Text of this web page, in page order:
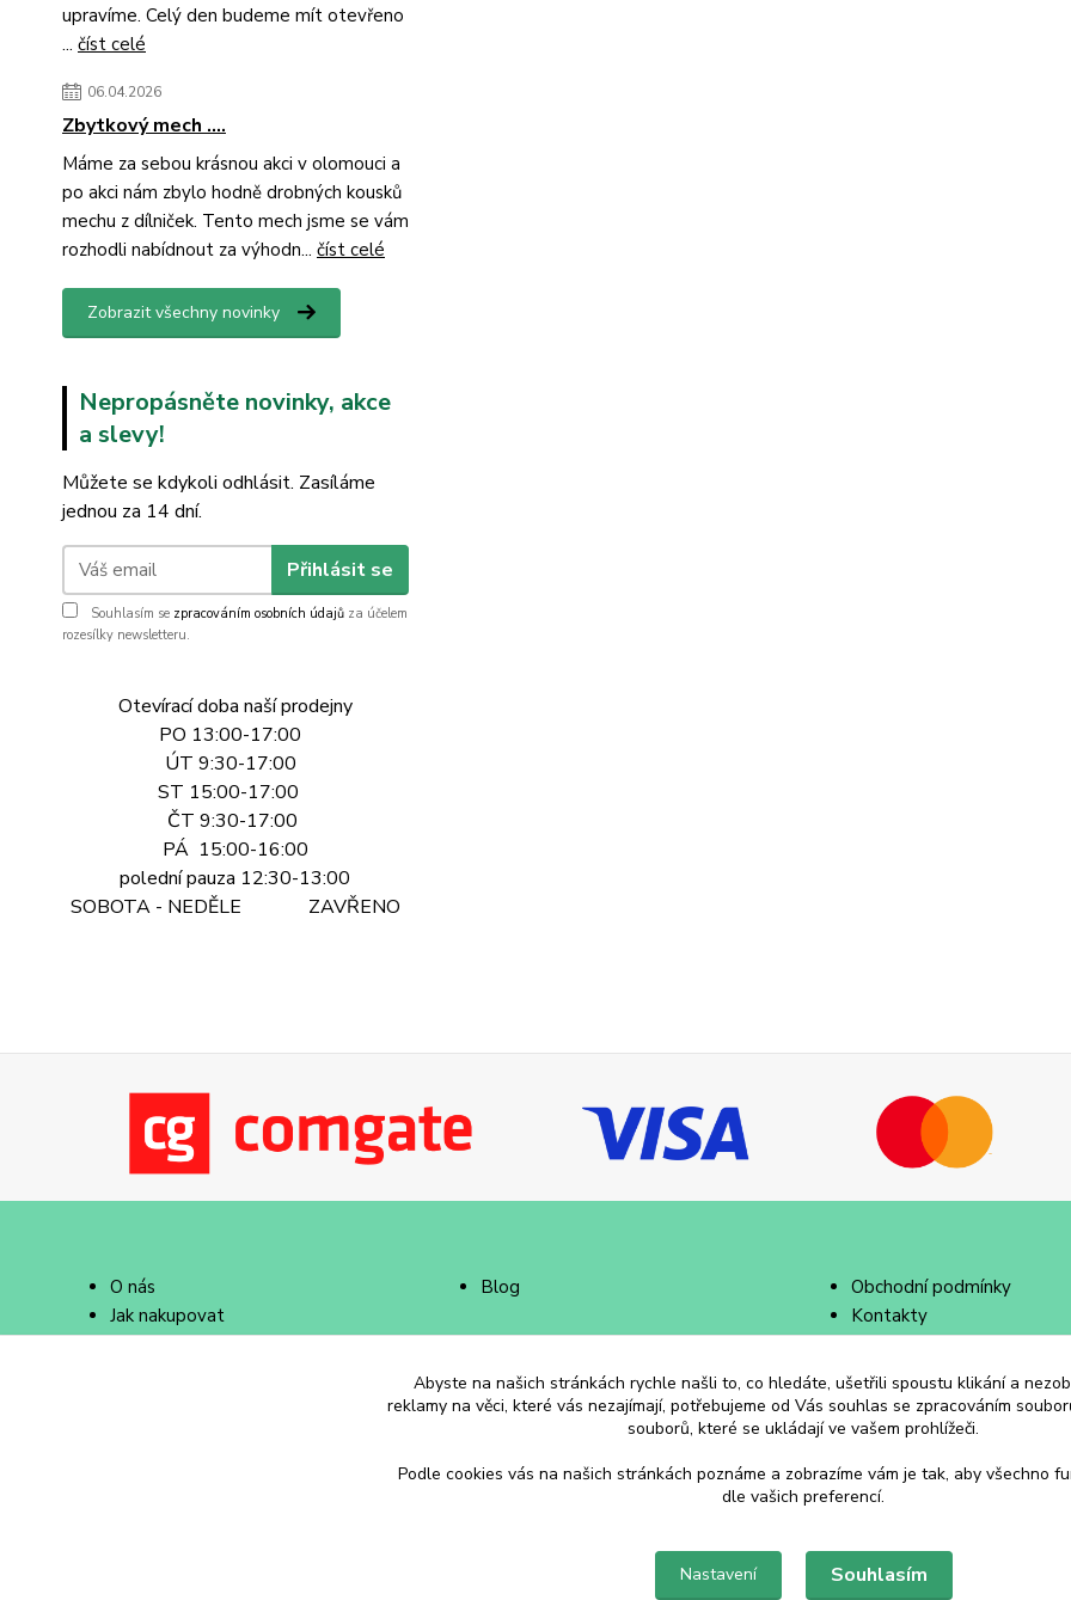
upravíme. Celý den budeme mít otevřeno
... číst celé
06.04.2026
Zbytkový mech ....
Máme za sebou krásnou akci v olomouci a
po akci nám zbylo hodně drobných kousků
mechu z dílniček. Tento mech jsme se vám
rozhodli nabídnout za výhodn... číst celé
Zobrazit všechny novinky
Nepropásněte novinky, akce
a slevy!
Můžete se kdykoli odhlásit. Zasíláme
jednou za 14 dní.
Přihlásit se
Souhlasím se zpracováním osobních údajů za účelem
rozesílky newsletteru.
Otevírací doba naší prodejny
PO 13:00-17:00
ÚT 9:30-17:00
ST 15:00-17:00
ČT 9:30-17:00
PÁ 15:00-16:00
polední pauza 12:30-13:00
SOBOTA - NEDĚLE ZAVŘENO
O nás
Jak nakupovat
Doprava a platba
Blog
Obchodní podmínky
Kontakty
Abyste na našich stránkách rychle našli to, co hledáte, ušetřili spoustu klikání a
reklamy na věci, které vás nezajímají, potřebujeme od Vás souhlas se zpracováním
souborů, které se ukládají ve vašem prohlížeči.
Podle cookies vás na našich stránkách poznáme a zobrazíme vám je tak, aby všechno
dle vašich preferencí.
Nastavení Souhlasím